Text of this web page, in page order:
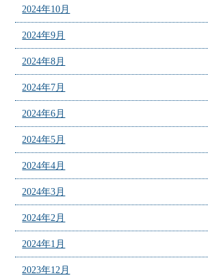
2024年10月
2024年9月
2024年8月
2024年7月
2024年6月
2024年5月
2024年4月
2024年3月
2024年2月
2024年1月
2023年12月